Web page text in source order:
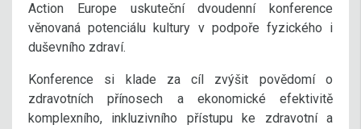
Action Europe uskuteční dvoudenní konference
věnovaná potenciálu kultury v podpoře fyzického i
duševního zdraví.
Konference si klade za cíl zvýšit povědomí o
zdravotních přínosech a ekonomické efektivitě
komplexního, inkluzivního přístupu ke zdravotní a